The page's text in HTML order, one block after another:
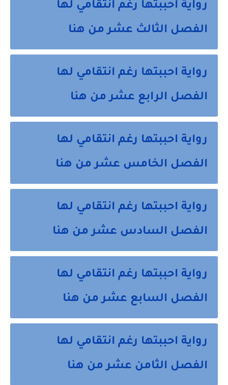
رواية احببتها رغم انتقامي لها
الفصل الثالث عشر من هنا
رواية احببتها رغم انتقامي لها
الفصل الرابع عشر من هنا
رواية احببتها رغم انتقامي لها
الفصل الخامس عشر من هنا
رواية احببتها رغم انتقامي لها
الفصل السادس عشر من هنا
رواية احببتها رغم انتقامي لها
الفصل السابع عشر من هنا
رواية احببتها رغم انتقامي لها
الفصل الثامن عشر من هنا